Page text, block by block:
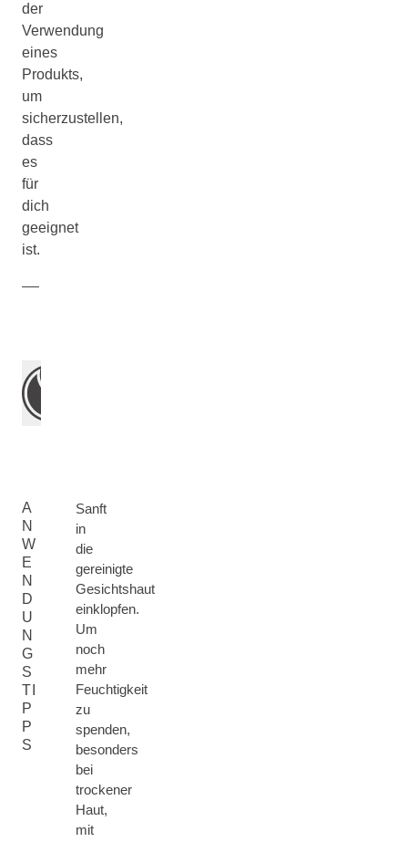
der
Verwendung
eines
Produkts,
um
sicherzustellen,
dass
es
für
dich
geeignet
ist.
A
N
W
E
N
D
U
N
G
S
TI
P
P
S
Sanft
in
die
gereinigte
Gesichtshaut
einklopfen.
Um
noch
mehr
Feuchtigkeit
zu
spenden,
besonders
bei
trockener
Haut,
mit